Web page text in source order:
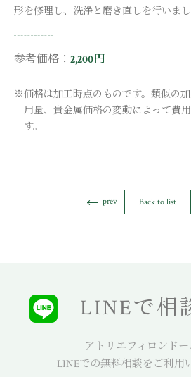
形を修理し、洗浄と磨き直しを行いまし
参考価格： 2,200円
※価格は加工時点のものです。類似の
用量、貴金属価格の変動によって費
す。
prev Back to list
LINEで相
アトリエフィロンドー
LINEでの無料相談をご利用